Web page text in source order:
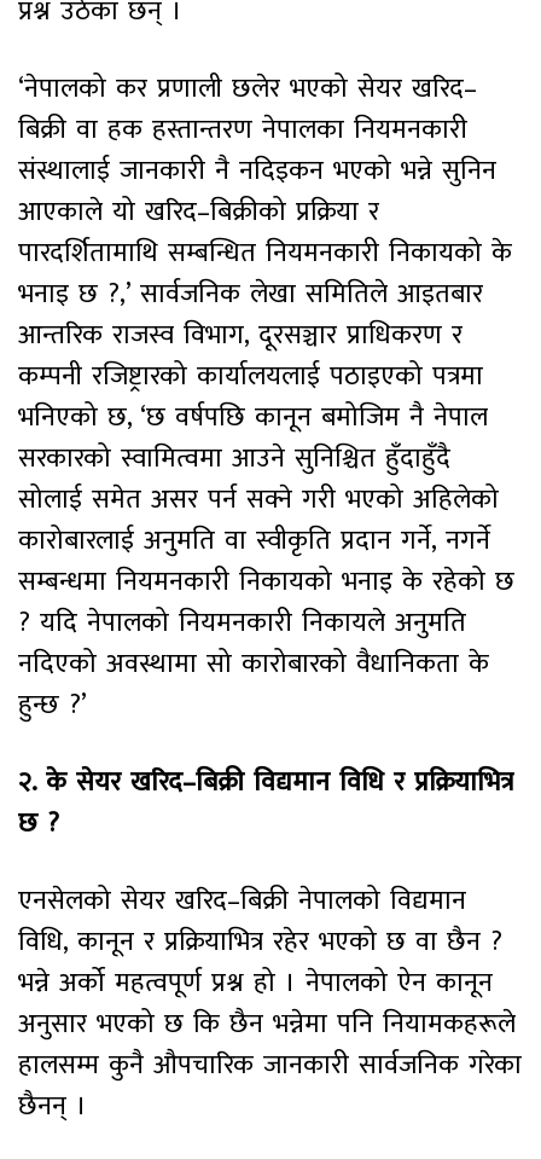
प्रश्न उठेका छन् ।
‘नेपालको कर प्रणाली छलेर भएको सेयर खरिद–
बिक्री वा हक हस्तान्तरण नेपालका नियमनकारी
संस्थालाई जानकारी नै नदिइकन भएको भन्ने सुनिन
आएकाले यो खरिद–बिक्रीको प्रक्रिया र
पारदर्शितामाथि सम्बन्धित नियमनकारी निकायको के
भनाइ छ ?,’ सार्वजनिक लेखा समितिले आइतबार
आन्तरिक राजस्व विभाग, दूरसञ्चार प्राधिकरण र
कम्पनी रजिष्ट्रारको कार्यालयलाई पठाइएको पत्रमा
भनिएको छ, ‘छ वर्षपछि कानून बमोजिम नै नेपाल
सरकारको स्वामित्वमा आउने सुनिश्चित हुँदाहुँदै
सोलाई समेत असर पर्न सक्ने गरी भएको अहिलेको
कारोबारलाई अनुमति वा स्वीकृति प्रदान गर्ने, नगर्ने
सम्बन्धमा नियमनकारी निकायको भनाइ के रहेको छ
? यदि नेपालको नियमनकारी निकायले अनुमति
नदिएको अवस्थामा सो कारोबारको वैधानिकता के
हुन्छ ?’
२. के सेयर खरिद–बिक्री विद्यमान विधि र प्रक्रियाभित्र
छ ?
एनसेलको सेयर खरिद–बिक्री नेपालको विद्यमान
विधि, कानून र प्रक्रियाभित्र रहेर भएको छ वा छैन ?
भन्ने अर्को महत्वपूर्ण प्रश्न हो । नेपालको ऐन कानून
अनुसार भएको छ कि छैन भन्नेमा पनि नियामकहरूले
हालसम्म कुनै औपचारिक जानकारी सार्वजनिक गरेका
छैनन् ।